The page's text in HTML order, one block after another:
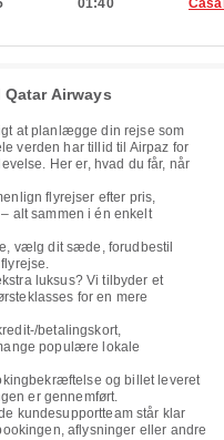
01:40
Airways
at planlægge din rejse som
verden har tillid til Airpaz for
Her er, hvad du får, når
flyrejser efter pris,
alt sammen i én enkelt
vælg dit sæde, forudbestil
luksus? Vi tilbyder et
for en mere
betalingskort,
populære lokale
og billet leveret
er gennemført.
kundesupportteam står klar
aflysninger eller andre